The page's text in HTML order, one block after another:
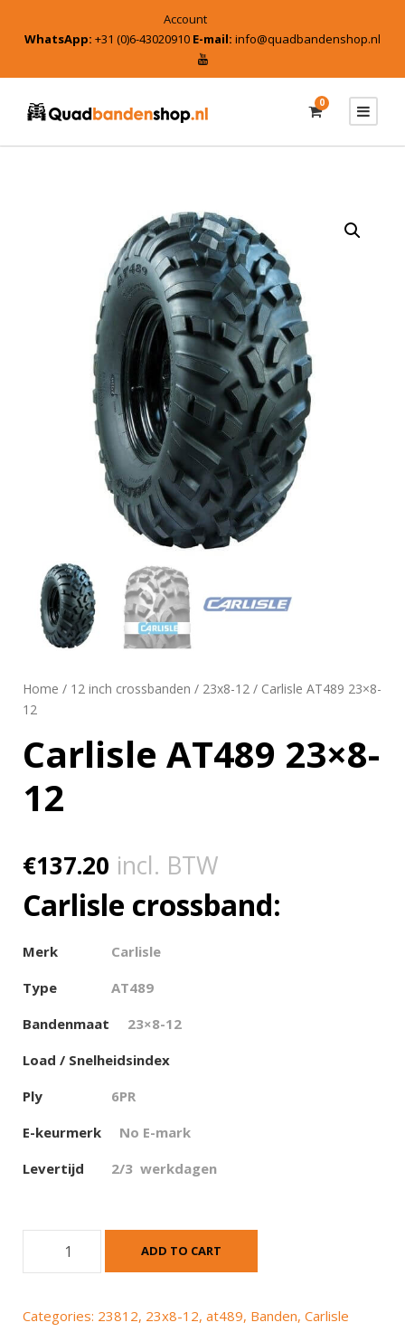
Account
WhatsApp: +31 (0)6-43020910 E-mail: info@quadbandenshop.nl
0
Home / 12 inch crossbanden / 23x8-12 / Carlisle AT489 23×8-
12
Carlisle AT489 23×8-
12
€137.20 incl. BTW
Carlisle crossband:
Merk
Carlisle
Type
AT489
Bandenmaat
23×8-12
Load / Snelheidsindex
Ply
6PR
E-keurmerk
No E-mark
Levertijd
2/3 werkdagen
ADD TO CART
Categories: 23812, 23x8-12, at489, Banden, Carlisle